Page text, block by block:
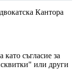
Кантора
като съгласие за
или други